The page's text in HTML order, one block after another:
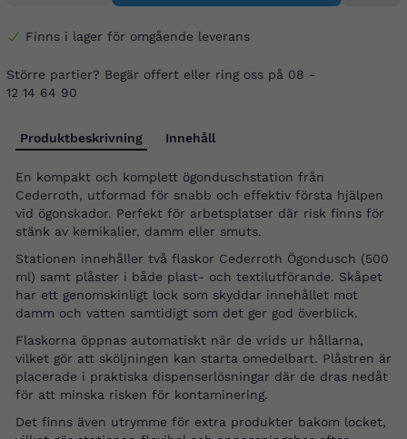
Finns i lager för omgående leverans
Större partier? Begär offert eller ring oss på 08 -
12 14 64 90
Produktbeskrivning Innehåll
En kompakt och komplett ögonduschstation från
Cederroth, utformad för snabb och effektiv första hjälpen
vid ögonskador. Perfekt för arbetsplatser där risk finns för
stänk av kemikalier, damm eller smuts.
Stationen innehåller två flaskor Cederroth Ögondusch (500
ml) samt plåster i både plast- och textilutförande. Skåpet
har ett genomskinligt lock som skyddar innehållet mot
damm och vatten samtidigt som det ger god överblick.
Flaskorna öppnas automatiskt när de vrids ur hållarna,
vilket gör att sköljningen kan starta omedelbart. Plåstren är
placerade i praktiska dispenserlösningar där de dras nedåt
för att minska risken för kontaminering.
Det finns även utrymme för extra produkter bakom locket,